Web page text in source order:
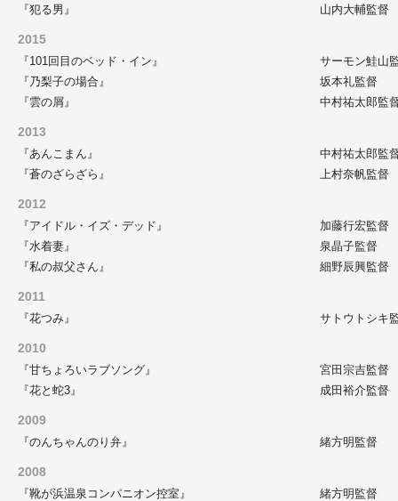
『犯る男』 山内大輔監督
2015
『101回目のベッド・イン』
サーモン鮭山
『乃梨子の場合』
坂本礼監督
『雲の屑』
中村祐太郎監
2013
『あんこまん』
中村祐太郎監
『蒼のざらざら』
上村奈帆監督
2012
『アイドル・イズ・デッド』
加藤行宏監督
『水着妻』
泉晶子監督
『私の叔父さん』
細野辰興監督
2011
『花つみ』 サトウトシキ
2010
『甘ちょろいラブソング』
宮田宗吉監督
『花と蛇3』
成田裕介監督
2009
『のんちゃんのり弁』 緒方明監督
2008
『靴が浜温泉コンパニオン控室』 緒方明監督